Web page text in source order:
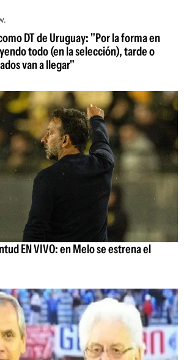
DT de Uruguay: "Por la forma en
todo (en la selección), tarde o
van a llegar"
EN VIVO: en Melo se estrena el